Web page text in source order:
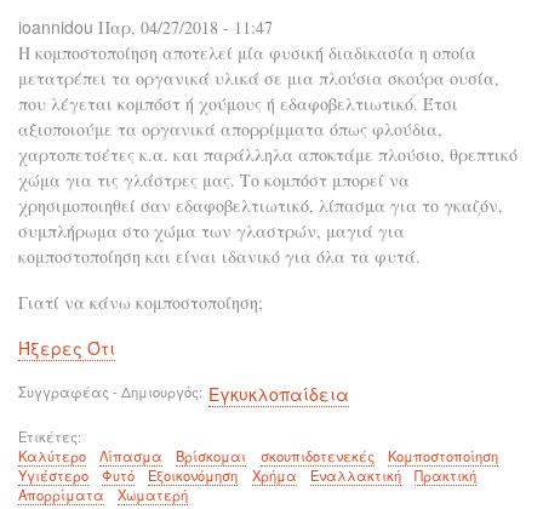
ioannidou Παρ, 04/27/2018 - 11:47
Η κομποστοποίηση αποτελεί μία φυσική διαδικασία η οποία
μετατρέπει τα οργανικά υλικά σε μια πλούσια σκούρα ουσία,
που λέγεται κομπόστ ή χούμους ή εδαφοβελτιωτικό. Έτσι
αξιοποιούμε τα οργανικά απορρίμματα όπως φλούδια,
χαρτοπετσέτες κ.α. και παράλληλα αποκτάμε πλούσιο, θρεπτικό
χώμα για τις γλάστρες μας. Το κομπόστ μπορεί να
χρησιμοποιηθεί σαν εδαφοβελτιωτικό, λίπασμα για το γκαζόν,
συμπλήρωμα στο χώμα των γλαστρών, μαγιά για
κομποστοποίηση και είναι ιδανικό για όλα τα φυτά.
Γιατί να κάνω κομποστοποίηση;
Ήξερες Ότι
Συγγραφέας - Δημιουργός Εγκυκλοπαίδεια
Ετικέτες
Καλύτερο
Λίπασμα Βρίσκομαι σκουπιδοτενεκές
Κομποστοποίηση
Υγιέστερο
Φυτό Εξοικονόμηση Χρήμα Εναλλακτική
Πρακτική
Απορρίματα
Χωματερή